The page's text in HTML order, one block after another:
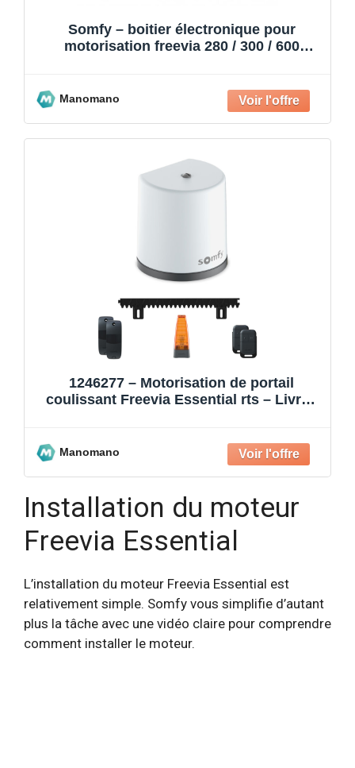
Somfy – boitier électronique pour
motorisation freevia 280 / 300 / 600
Manomano
1246277 – Motorisation de portail
coulissant Freevia Essential rts – Livrée
Manomano
Installation du moteur
Freevia Essential
L’installation du moteur Freevia Essential est
relativement simple. Somfy vous simplifie d’autant
plus la tâche avec une vidéo claire pour comprendre
comment installer le moteur.